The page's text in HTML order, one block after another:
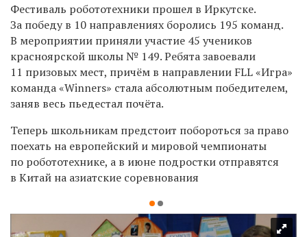
Фестиваль робототехники прошел в Иркутске.
За победу в 10 направлениях боролись 195 команд.
В мероприятии приняли участие 45 учеников
красноярской школы № 149. Ребята завоевали
11 призовых мест, причём в направлении FLL «Игра»
команда «Winners» стала абсолютным победителем,
заняв весь пьедестал почёта.
Теперь школьникам предстоит побороться за право
поехать на европейский и мировой чемпионаты
по робототехнике, а в июне подростки отправятся
в Китай на азиатские соревнования